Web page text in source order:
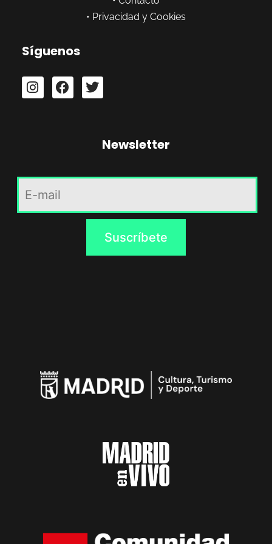
• Privacidad y Cookies
Síguenos
Newsletter